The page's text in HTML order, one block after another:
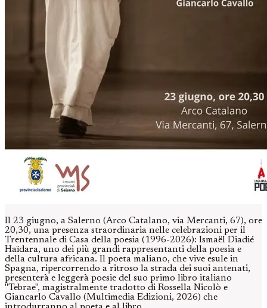
Il 23 giugno, a Salerno (Arco Catalano, via Mercanti, 67), ore
20,30, una presenza straordinaria nelle celebrazioni per il
Trentennale di Casa della poesia (1996-2026): Ismaël Diadié
Haïdara, uno dei più grandi rappresentanti della poesia e
della cultura africana. Il poeta maliano, che vive esule in
Spagna, ripercorrendo a ritroso la strada dei suoi antenati,
presenterà e leggerà poesie del suo primo libro italiano
"Tebrae", magistralmente tradotto di Rossella Nicolò e
Giancarlo Cavallo (Multimedia Edizioni, 2026) che